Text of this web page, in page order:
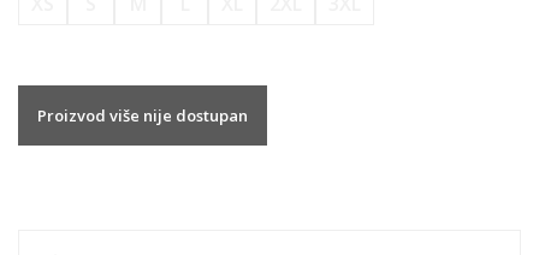
Proizvod više nije dostupan